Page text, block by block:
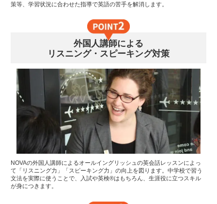
策等、学習状況に合わせた指導で英語の苦手を解消します。
外国人講師による
リスニング・スピーキング対策
NOVAの外国人講師によるオールイングリッシュの英会話レッスンによっ
て「リスニング力」「スピーキング力」の向上を図ります。中学校で習う
文法を実際に使うことで、入試や英検®はもちろん、生涯役に立つスキル
が身につきます。